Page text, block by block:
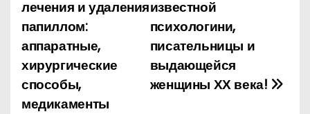
в
и
г
известной
психологини,
писательницы и
выдающейся
женщины ХХ века!
лечения и удаления
папиллом:
аппаратные,
хирургические
способы,
медикаменты